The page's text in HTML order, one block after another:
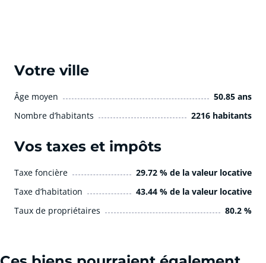
Votre ville
Âge moyen
50.85 ans
Nombre d’habitants
2216 habitants
Vos taxes et impôts
Taxe foncière
29.72 % de la valeur locative
Taxe d’habitation
43.44 % de la valeur locative
Taux de propriétaires
80.2 %